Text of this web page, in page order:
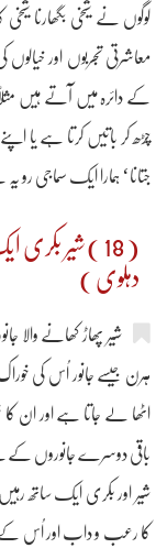
لوگوں نے شیخی بگھارنا شیخی
معاشرتی تجربوں اور
کے دائرہ میں آتے ہیں
چڑھ کر باتیں کرتا ہے یا
جتانا‘ ہمارا ایک
( 18 ) شیر
دہلوی )
شیر پھاڑ کھانے والا
ہرن جیسے جانور اُس کی
اٹھا لے جاتا ہے اور ان کا
باقی دوسرے جانوروں کے
شیر اور بکری ایک ساتھ
کا رعب و داب اور اُس کے